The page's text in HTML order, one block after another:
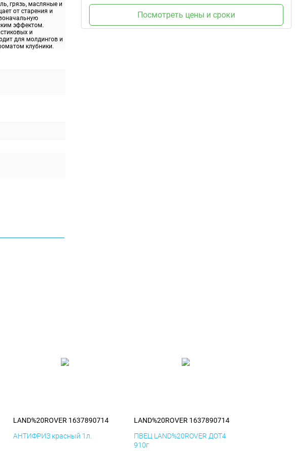
грязь, масляные и
от старения и
эффектом.
и
для молдингов и
клубники.
Посмотреть цены и сроки
LAND%20ROVER 1637890714
АНТИФРИЗ красный 1л.
LAND%20ROVER 1637890714
ПВЕЦ LAND%20ROVER ДОТ4
910г